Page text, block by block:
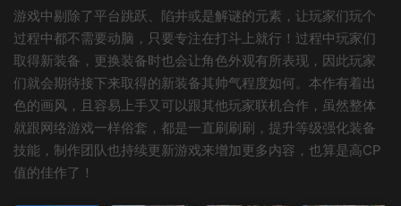
游戏中剔除了平台跳跃、陷井或是解谜的元素，让玩家们玩个
过程中都不需要动脑，只要专注在打斗上就行！过程中玩家们
取得新装备，更换装备时也会让角色外观有所表现，因此玩家
们就会期待接下来取得的新装备其帅气程度如何。本作有着出
色的画风，且容易上手又可以跟其他玩家联机合作，虽然整体
就跟网络游戏一样俗套，都是一直刷刷刷，提升等级强化装备
技能，制作团队也持续更新游戏来增加更多内容，也算是高CP
值的佳作了！